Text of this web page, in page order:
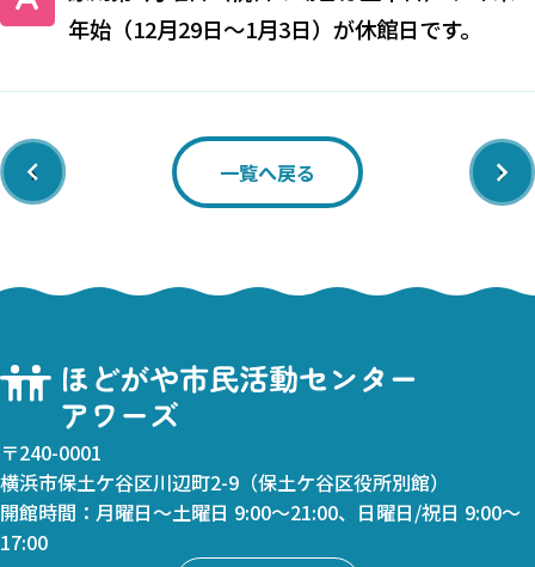
年始（12月29日～1月3日）が休館日です。
‹ 一覧へ戻る ›
〒240-0001
横浜市保土ケ谷区川辺町2-9（保土ケ谷区役所別館）
開館時間：月曜日～土曜日 9:00～21:00、日曜日/祝日 9:00～
17:00